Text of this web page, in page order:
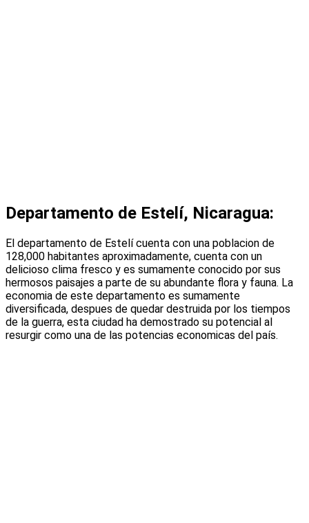
Departamento de Estelí, Nicaragua:
El departamento de Estelí cuenta con una poblacion de
128,000 habitantes aproximadamente, cuenta con un
delicioso clima fresco y es sumamente conocido por sus
hermosos paisajes a parte de su abundante flora y fauna. La
economia de este departamento es sumamente
diversificada, despues de quedar destruida por los tiempos
de la guerra, esta ciudad ha demostrado su potencial al
resurgir como una de las potencias economicas del país.